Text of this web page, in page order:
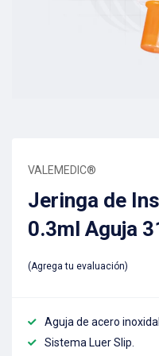
VALEMEDIC®
Jeringa de
0.3ml Aguja
Agrega tu evaluación
Aguja de acero
Sistema Luer Slip.